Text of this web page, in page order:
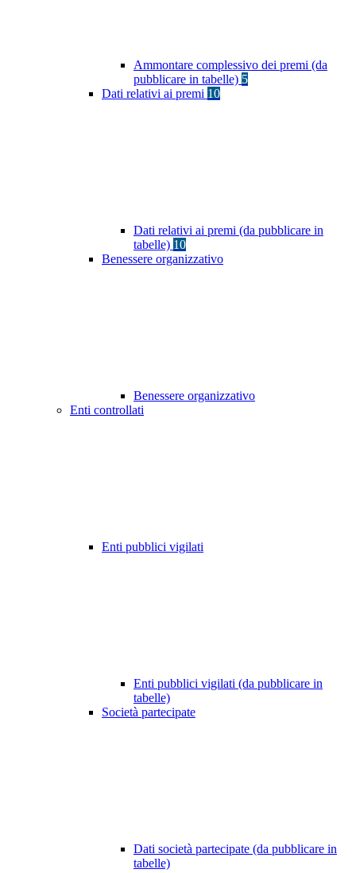
Ammontare complessivo dei premi (da
pubblicare in tabelle) 5
Dati relativi ai premi 10
Dati relativi ai premi (da pubblicare in
tabelle) 10
Benessere organizzativo
Benessere organizzativo
Enti controllati
Enti pubblici vigilati
Enti pubblici vigilati (da pubblicare in
tabelle)
Società partecipate
Dati società partecipate (da pubblicare in
tabelle)